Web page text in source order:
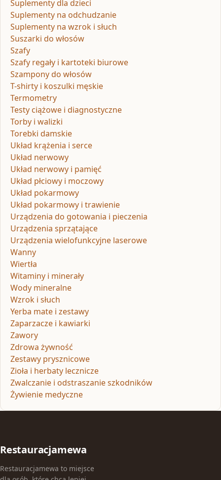
Suplementy dla dzieci
Suplementy na odchudzanie
Suplementy na wzrok i słuch
Suszarki do włosów
Szafy
Szafy regały i kartoteki biurowe
Szampony do włosów
T-shirty i koszulki męskie
Termometry
Testy ciążowe i diagnostyczne
Torby i walizki
Torebki damskie
Układ krążenia i serce
Układ nerwowy
Układ nerwowy i pamięć
Układ płciowy i moczowy
Układ pokarmowy
Układ pokarmowy i trawienie
Urządzenia do gotowania i pieczenia
Urządzenia sprzątające
Urządzenia wielofunkcyjne laserowe
Wanny
Wiertła
Witaminy i minerały
Wody mineralne
Wzrok i słuch
Yerba mate i zestawy
Zaparzacze i kawiarki
Zawory
Zdrowa żywność
Zestawy prysznicowe
Zioła i herbaty lecznicze
Zwalczanie i odstraszanie szkodników
Żywienie medyczne
Restauracjamewa
Restauracjamewa to miejsce